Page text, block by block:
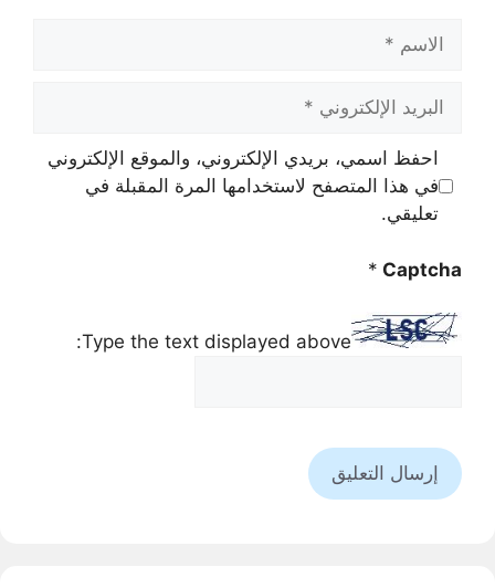
الاسم
البريد
الإلكتروني
احفظ اسمي، بريدي الإلكتروني، والموقع الإلكتروني
في هذا المتصفح لاستخدامها المرة المقبلة في
تعليقي.
Captcha
*
Type the text displayed above: